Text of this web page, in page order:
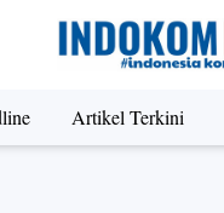
Artikel Terkini